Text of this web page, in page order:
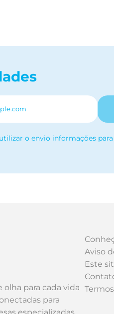
o envio informações
para cada vida
para
especializadas
Aviso
Este